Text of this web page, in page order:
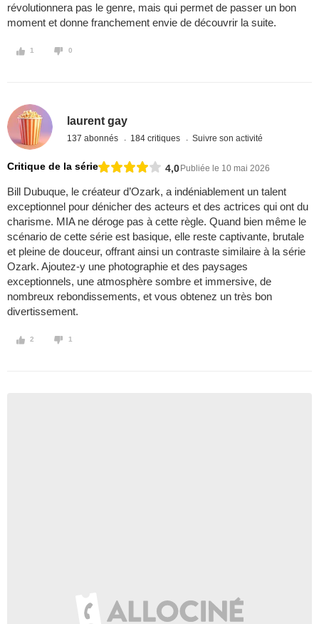
révolutionnera pas le genre, mais qui permet de passer un bon
moment et donne franchement envie de découvrir la suite.
1 0
laurent gay
137 abonnés 184 critiques Suivre son activité
Critique de la série 4,0Publiée le 10 mai 2026
Bill Dubuque, le créateur d’Ozark, a indéniablement un talent
exceptionnel pour dénicher des acteurs et des actrices qui ont du
charisme. MIA ne déroge pas à cette règle. Quand bien même le
scénario de cette série est basique, elle reste captivante, brutale
et pleine de douceur, offrant ainsi un contraste similaire à la série
Ozark. Ajoutez-y une photographie et des paysages
exceptionnels, une atmosphère sombre et immersive, de
nombreux rebondissements, et vous obtenez un très bon
divertissement.
2 1